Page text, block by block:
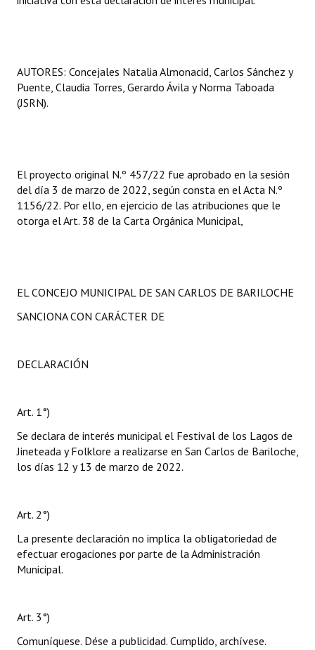
REFORMA DE LA CARTA ORGÁNICA
AUTORES: Concejales Natalia Almonacid, Carlos Sánchez y
Puente, Claudia Torres, Gerardo Ávila y Norma Taboada
(JSRN).
El proyecto original N.º 457/22 fue aprobado en la sesión
del día 3 de marzo de 2022, según consta en el Acta N.º
1156/22. Por ello, en ejercicio de las atribuciones que le
otorga el Art. 38 de la Carta Orgánica Municipal,
EL CONCEJO MUNICIPAL DE SAN CARLOS DE BARILOCHE
SANCIONA CON CARÁCTER DE
DECLARACIÓN
Art. 1°)
Se declara de interés municipal el Festival de los Lagos de
Jineteada y Folklore a realizarse en San Carlos de Bariloche,
los días 12 y 13 de marzo de 2022.
Art. 2°)
La presente declaración no implica la obligatoriedad de
efectuar erogaciones por parte de la Administración
Municipal.
Art. 3°)
Comuníquese. Dése a publicidad. Cumplido, archívese.